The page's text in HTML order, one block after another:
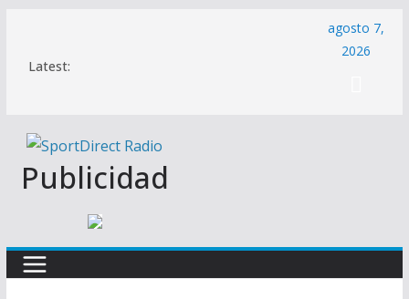
contenido
Latest:
agosto 7,
2026
Publicidad